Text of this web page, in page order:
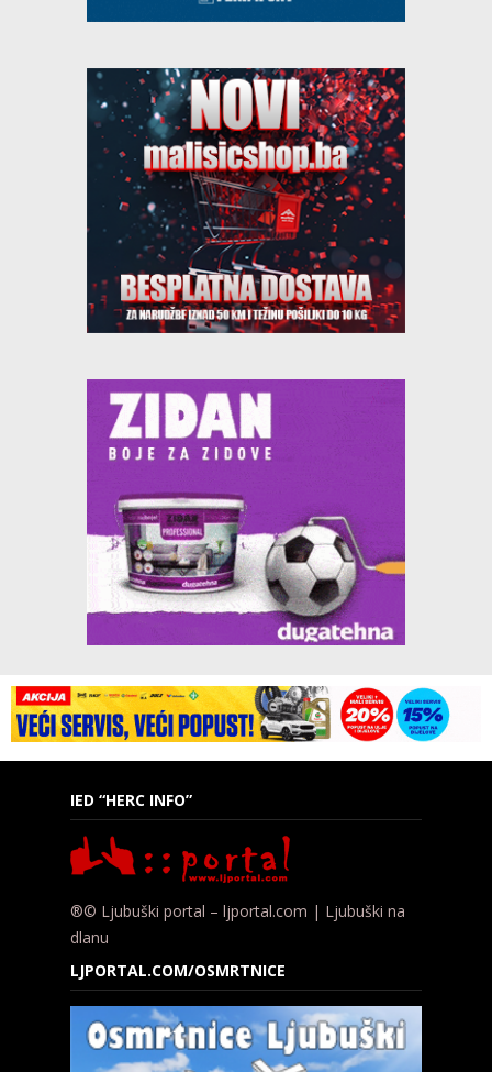
IED “HERC INFO”
®© Ljubuški portal – ljportal.com | Ljubuški na
dlanu
LJPORTAL.COM/OSMRTNICE